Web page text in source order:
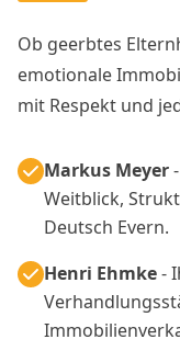
Ob geerbtes
emotionale
mit Respekt und
Markus Meyer
Weitblick,
Deutsch Evern.
Henri Ehmke-